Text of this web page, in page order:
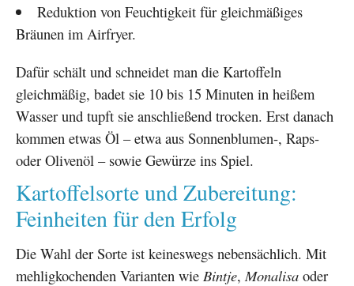
Reduktion von Feuchtigkeit für gleichmäßiges
Bräunen im Airfryer.
Dafür schält und schneidet man die Kartoffeln
gleichmäßig, badet sie 10 bis 15 Minuten in heißem
Wasser und tupft sie anschließend trocken. Erst danach
kommen etwas Öl – etwa aus Sonnenblumen-, Raps-
oder Olivenöl – sowie Gewürze ins Spiel.
Kartoffelsorte und Zubereitung:
Feinheiten für den Erfolg
Die Wahl der Sorte ist keineswegs nebensächlich. Mit
mehligkochenden Varianten wie Bintje, Monalisa oder